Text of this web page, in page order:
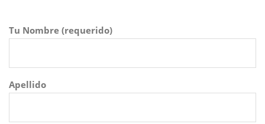
Tu Nombre (requerido)
Apellido